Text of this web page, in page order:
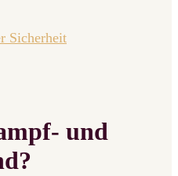
Sicherheit
und